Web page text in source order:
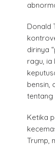
Donald
dirinya
ragu, ia
bensin,
tentang
Ketika
Trump,